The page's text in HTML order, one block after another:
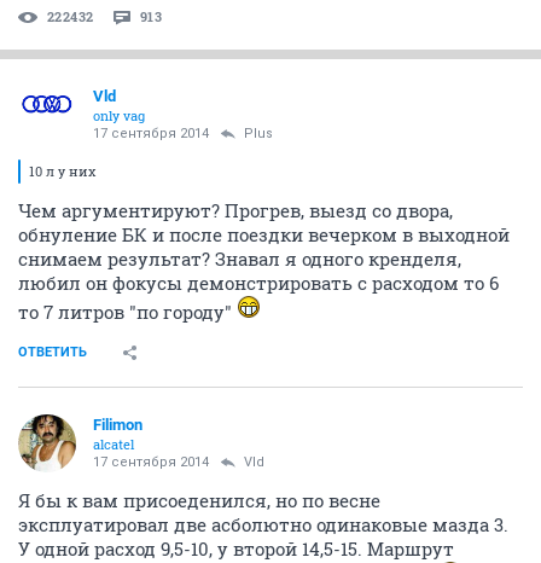
222432 913
Vld
only vag
17 сентября 2014 Plus
10 л у них
Чем аргументируют? Прогрев, выезд со двора,
обнуление БК и после поездки вечерком в выходной
снимаем результат? Знавал я одного кренделя,
любил он фокусы демонстрировать с расходом то 6
то 7 литров "по городу"
ОТВЕТИТЬ
Filimon
alcatel
17 сентября 2014 Vld
Я бы к вам присоеденился, но по весне
эксплуатировал две асболютно одинаковые мазда 3.
У одной расход 9,5-10, у второй 14,5-15. Маршрут